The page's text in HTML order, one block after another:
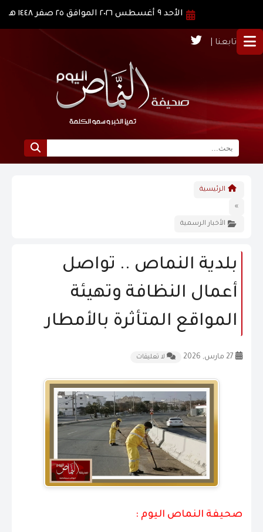
الأحد ٩ أغسطس ٢٠٢٦ الموافق ٢٥ صفر ١٤٤٨ هـ
تابعنا |
نبذة عن النماص
الرؤية و الرسالة
الاخبار
المقالات
الرئيسية
»
الأخبار الرسمية
بلدية النماص .. تواصل
أعمال النظافة وتهيئة
المواقع المتأثرة بالأمطار
لا تعليقات
صحيفة النماص اليوم :